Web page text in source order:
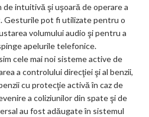
intuitivă şi uşoară de operare a
Gesturile pot fi utilizate pentru o
volumului audio şi pentru a
apelurile telefonice.
cele mai noi sisteme active de
a controlului direcţiei şi al benzii,
cu protecţie activă în caz de
a coliziunilor din spate şi de
au fost adăugate în sistemul